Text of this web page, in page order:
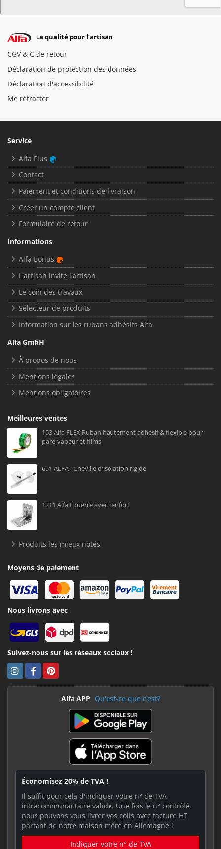
La qualité pour l’artisan
CGV & C de retour
Déclaration de protection des données
Déclaration d'accessibilité
Me rétracter
Service
Alfa Plus
Contact
Paiement et conditions de livraison
Créer un compte client
Formulaire de retour
Informations
Alfa Bonus
L'artisan invite l'artisan
Le coin des travaux
Sélecteur de produits
Information sur les rubans adhésifs Alfa
Alfa GmbH
À propos de nous
Mentions légales
Mentions obligatoires
Meilleures ventes
153 Alfa FLEX Ruban hautement adhésif & flexible pour
pare-vapeur et films
651 ALFA - Cheville d'isolation rigide
1211 Alfa Équerre avec renfort
Produits les mieux notés
Moyens de paiement
Nous livrons avec
Suivez-nous sur les réseaux sociaux !
Alfa APP Qu'est-ce que c'est?
Économisez 20% de TVA !
Il suffit pour cela d'indiquer votre n° de TVA
intracommunautaire valide. Une fois le n° contrôlé,
nous pouvons vous livrer vos colis avec facture HT
partant de notre maison mère en Allemagne !
Indiquer votre n° de TVA